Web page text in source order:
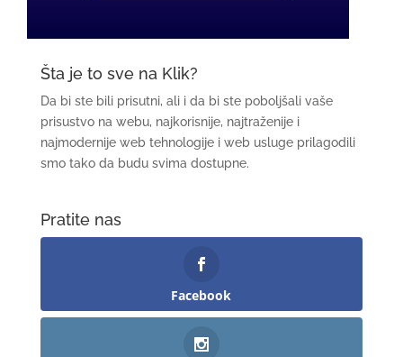
Šta je to sve na Klik?
Da bi ste bili prisutni, ali i da bi ste poboljšali vaše
prisustvo na webu, najkorisnije, najtraženije i
najmodernije web tehnologije i web usluge prilagodili
smo tako da budu svima dostupne.
Pratite nas
Facebook